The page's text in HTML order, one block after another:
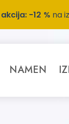
NAMEN
-12 % na